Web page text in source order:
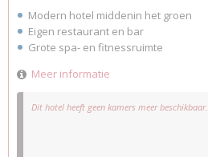
Dit hotel heeft geen kamers meer beschikbaar.
Modern hotel middenin het groen
Eigen restaurant en bar
Grote spa- en fitnessruimte
Meer informatie